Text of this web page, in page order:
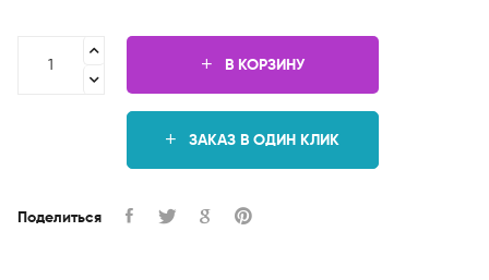
В КОРЗИНУ
ЗАКАЗ В ОДИН КЛИК
Поделиться